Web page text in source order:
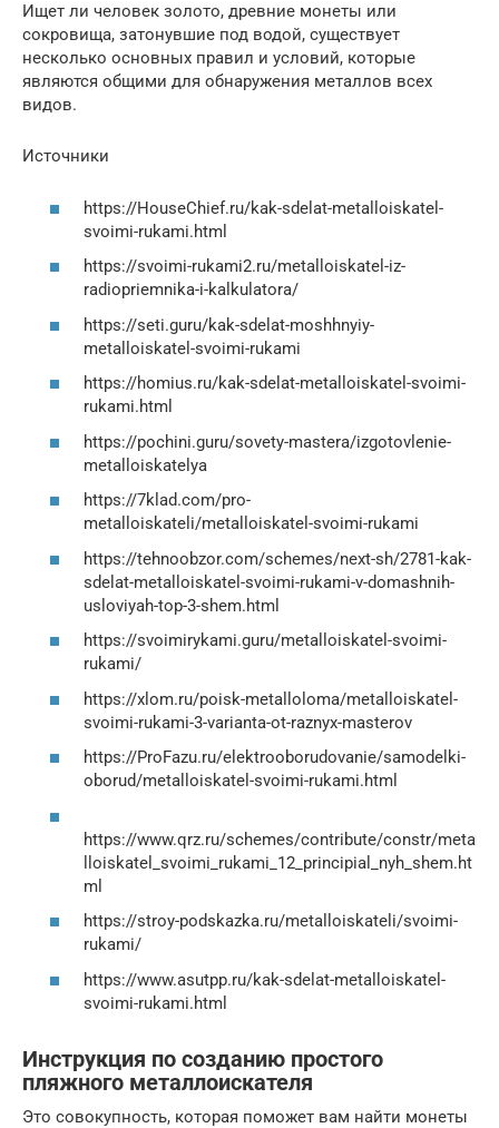
Ищет ли человек золото, древние монеты или
сокровища, затонувшие под водой, существует
несколько основных правил и условий, которые
являются общими для обнаружения металлов всех
видов.
Источники
https://HouseChief.ru/kak-sdelat-metalloiskatel-
svoimi-rukami.html
https://svoimi-rukami2.ru/metalloiskatel-iz-
radiopriemnika-i-kalkulatora/
https://seti.guru/kak-sdelat-moshhnyiy-
metalloiskatel-svoimi-rukami
https://homius.ru/kak-sdelat-metalloiskatel-svoimi-
rukami.html
https://pochini.guru/sovety-mastera/izgotovlenie-
metalloiskatelya
https://7klad.com/pro-
metalloiskateli/metalloiskatel-svoimi-rukami
https://tehnoobzor.com/schemes/next-sh/2781-kak-
sdelat-metalloiskatel-svoimi-rukami-v-domashnih-
usloviyah-top-3-shem.html
https://svoimirykami.guru/metalloiskatel-svoimi-
rukami/
https://xlom.ru/poisk-metalloloma/metalloiskatel-
svoimi-rukami-3-varianta-ot-raznyx-masterov
https://ProFazu.ru/elektrooborudovanie/samodelki-
oborud/metalloiskatel-svoimi-rukami.html
https://www.qrz.ru/schemes/contribute/constr/meta
lloiskatel_svoimi_rukami_12_principial_nyh_shem.ht
ml
https://stroy-podskazka.ru/metalloiskateli/svoimi-
rukami/
https://www.asutpp.ru/kak-sdelat-metalloiskatel-
svoimi-rukami.html
Инструкция по созданию простого
пляжного металлоискателя
Это совокупность, которая поможет вам найти монеты